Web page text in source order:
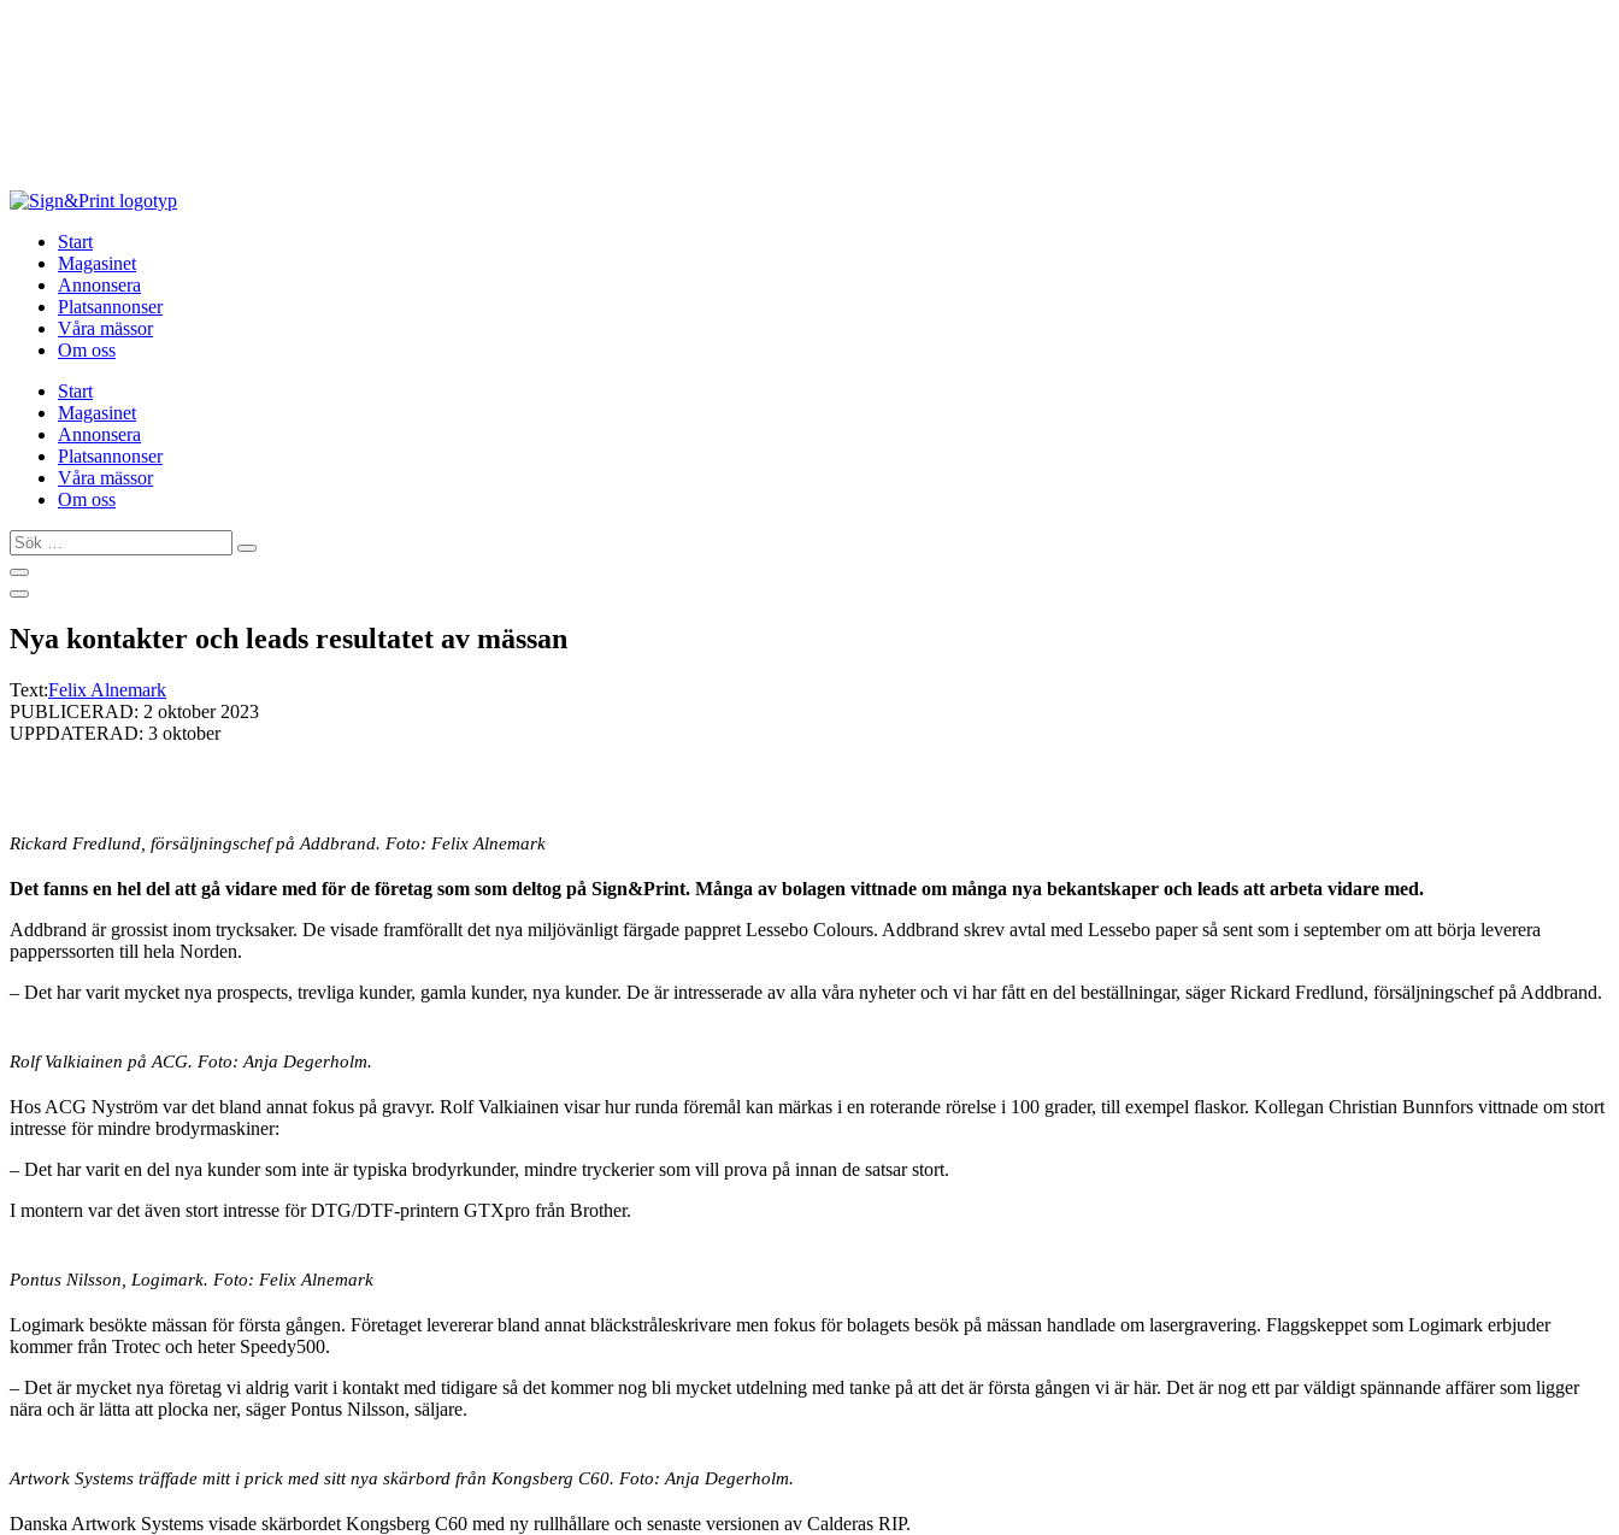
Start
Magasinet
Annonsera
Platsannonser
Våra mässor
Om oss
Start
Magasinet
Annonsera
Platsannonser
Våra mässor
Om oss
Sök
…
Nya kontakter och leads resultatet av mässan
Text:Felix Alnemark
PUBLICERAD: 2 oktober 2023
UPPDATERAD: 3 oktober
Rickard Fredlund, försäljningschef på Addbrand. Foto: Felix Alnemark
Det fanns en hel del att gå vidare med för de företag som som deltog på Sign&Print. Många av bolagen vittnade om många nya bekantskaper och leads att arbeta vidare med.
Addbrand är grossist inom trycksaker. De visade framförallt det nya miljövänligt färgade pappret Lessebo Colours. Addbrand skrev avtal med Lessebo paper så sent som i september om att börja leverera
papperssorten till hela Norden.
– Det har varit mycket nya prospects, trevliga kunder, gamla kunder, nya kunder. De är intresserade av alla våra nyheter och vi har fått en del beställningar, säger Rickard Fredlund, försäljningschef på Addbrand.
Rolf Valkiainen på ACG. Foto: Anja Degerholm.
Hos ACG Nyström var det bland annat fokus på gravyr. Rolf Valkiainen visar hur runda föremål kan märkas i en roterande rörelse i 100 grader, till exempel flaskor. Kollegan Christian Bunnfors vittnade om stort
intresse för mindre brodyrmaskiner:
– Det har varit en del nya kunder som inte är typiska brodyrkunder, mindre tryckerier som vill prova på innan de satsar stort.
I montern var det även stort intresse för DTG/DTF-printern GTXpro från Brother.
Pontus Nilsson, Logimark. Foto: Felix Alnemark
Logimark besökte mässan för första gången. Företaget levererar bland annat bläckstråleskrivare men fokus för bolagets besök på mässan handlade om lasergravering. Flaggskeppet som Logimark erbjuder
kommer från Trotec och heter Speedy500.
– Det är mycket nya företag vi aldrig varit i kontakt med tidigare så det kommer nog bli mycket utdelning med tanke på att det är första gången vi är här. Det är nog ett par väldigt spännande affärer som ligger
nära och är lätta att plocka ner, säger Pontus Nilsson, säljare.
Artwork Systems träffade mitt i prick med sitt nya skärbord från Kongsberg C60. Foto: Anja Degerholm.
Danska Artwork Systems visade skärbordet Kongsberg C60 med ny rullhållare och senaste versionen av Calderas RIP.